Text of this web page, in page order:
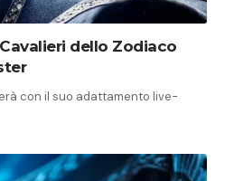
dello Zodiaco
con il suo adattamento live-